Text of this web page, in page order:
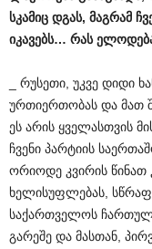
სკამიც დგას, მაგრამ
იკავებს… რას
_ რუსეთი, უკვე დიდი
ურთიერთობას და მათ
ეს არის ყველასთვის
ჩვენი პარტიის
ორიოდე კვირის
ხელისუფლებას,
საქართველოს
გარეშე და მასთან,